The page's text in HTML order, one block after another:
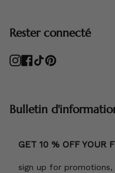
Rester connecté
Instagram
Facebook
TikTokPinterest
Bulletin
GET 10 % OFF YOUR
sign up for